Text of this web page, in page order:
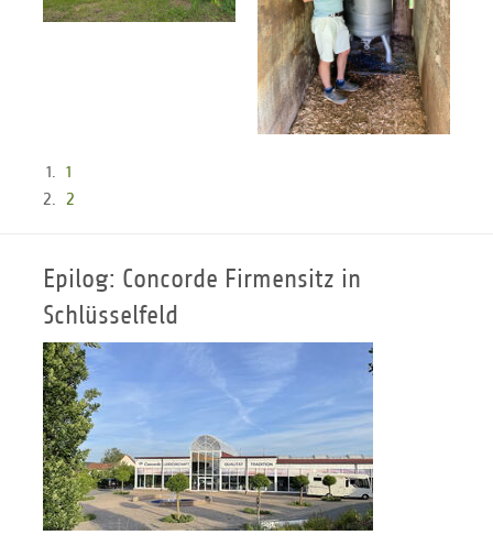
1
2
Epilog: Concorde Firmensitz in
Schlüsselfeld